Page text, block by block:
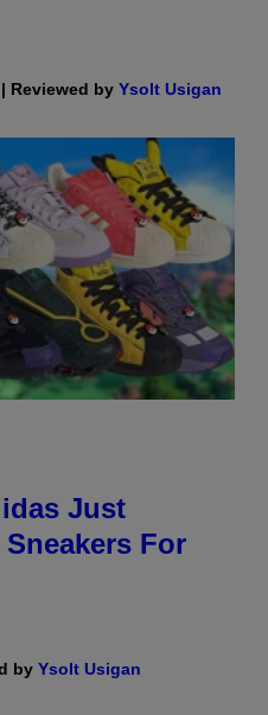
| Reviewed by Ysolt Usigan
Just
Sneakers For
by Ysolt Usigan